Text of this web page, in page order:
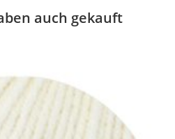
auch gekauft